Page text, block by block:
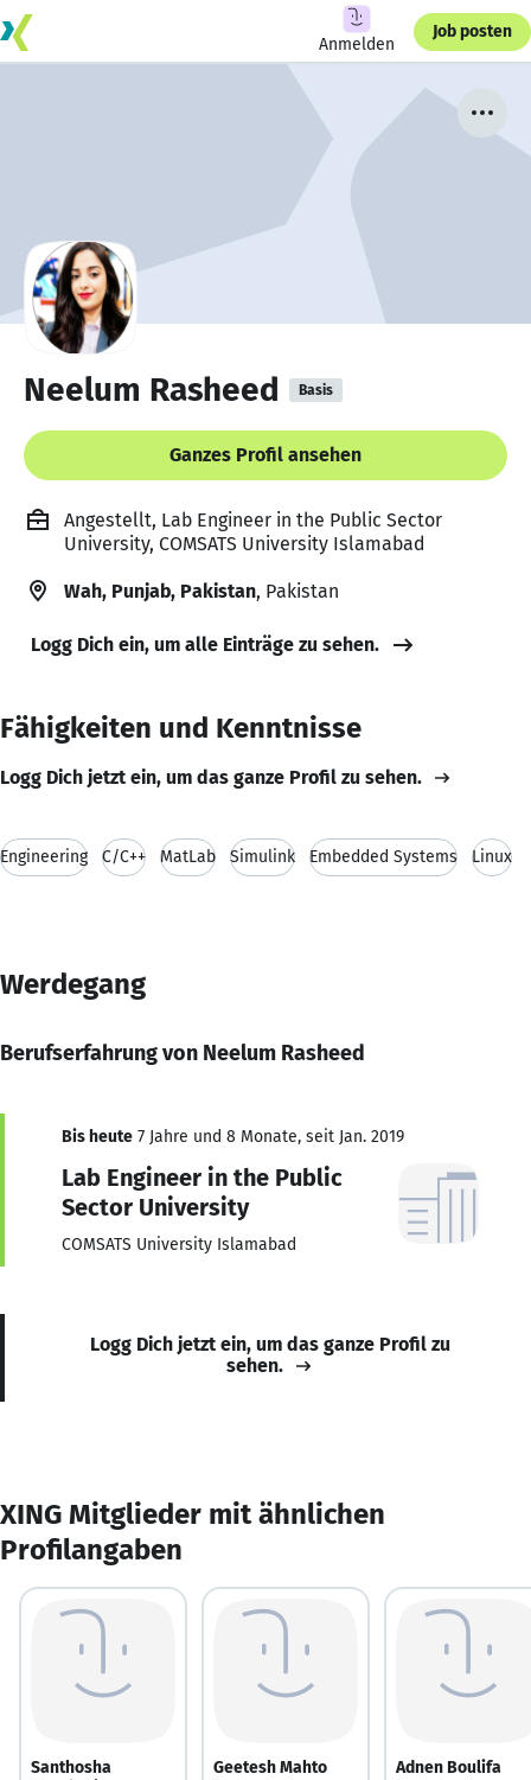
Anmelden
Job posten
Neelum Rasheed Basis
Ganzes Profil ansehen
Angestellt, Lab Engineer in the Public Sector
University, COMSATS University Islamabad
Wah, Punjab, Pakistan, Pakistan
Logg Dich ein, um alle Einträge zu sehen.
Fähigkeiten und Kenntnisse
Logg Dich jetzt ein, um das ganze Profil zu sehen.
Engineering C/C++ MatLab Simulink Embedded Systems Linux
Werdegang
Berufserfahrung von Neelum Rasheed
Bis heute 7 Jahre und 8 Monate, seit Jan. 2019
Lab Engineer in the Public
Sector University
COMSATS University Islamabad
Logg Dich jetzt ein, um das ganze Profil zu
sehen.
XING Mitglieder mit ähnlichen
Profilangaben
Santhosha
Geetesh Mahto Adnen Boulifa